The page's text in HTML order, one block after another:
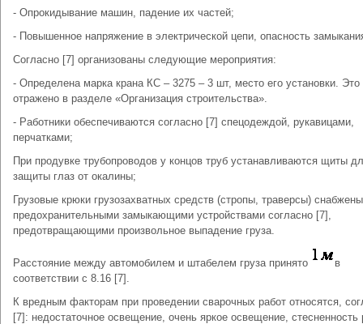
- Опрокидывание машин, падение их частей;
- Повышенное напряжение в электрической цепи, опасность
Согласно [7] организованы следующие мероприятия:
- Определена марка крана КС – 3275 – 3 шт, место его установки. Это
отражено в разделе «Организация строительства».
- Работники обеспечиваются согласно [7] спецодеждой, рукавицами,
перчатками;
При продувке трубопроводов у концов труб устанавливаются щиты
защиты глаз от окалины;
Грузовые крюки грузозахватных средств (стропы, траверсы) снабжены
предохранительными замыкающими устройствами согласно [7],
предотвращающими произвольное выпадение груза.
Расстояние между автомобилем и штабелем груза принято
в
соответствии с 8.16 [7].
К вредным факторам при проведении сварочных работ относятся,
[7]: недостаточное освещение, очень яркое освещение, стесненность